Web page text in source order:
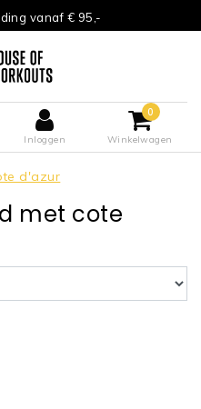
vanaf € 95,-
Inloggen
0
Winkelwagen
d'azur
met cote